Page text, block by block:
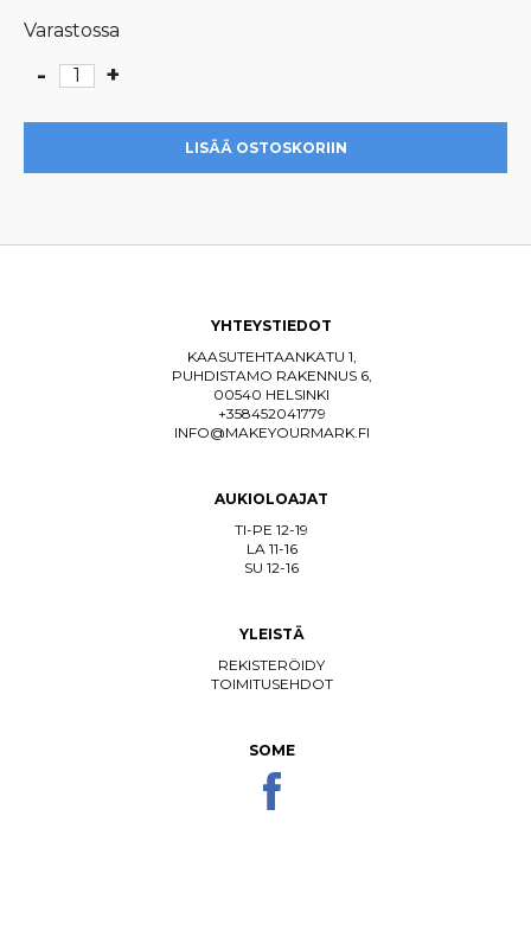
Varastossa
-
PC-
-
Blue
+
LISÄÄ OSTOSKORIIN
YHTEYSTIEDOT
KAASUTEHTAANKATU 1,
PUHDISTAMO RAKENNUS 6,
00540 HELSINKI
+358452041779
INFO@MAKEYOURMARK.FI
AUKIOLOAJAT
TI-PE 12-19
LA 11-16
SU 12-16
YLEISTÄ
REKISTERÖIDY
TOIMITUSEHDOT
SOME